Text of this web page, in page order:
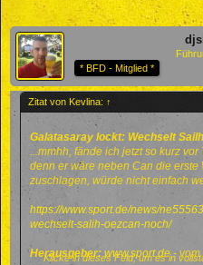
* BFD - Mitglied *
Zitat von Kevlina: ↑
Galatasaray lockt: Wechselt
...mmhh, fände ich jetzt so kurz
denn er wäre neben Can die erste
zuschlagen, würde nicht einfach
https://www.sport.de/news/
wechselt-salih-oezcan-noch/
Herausgeber: www.sport.de- vom
Klicke in dieses Feld, um es in